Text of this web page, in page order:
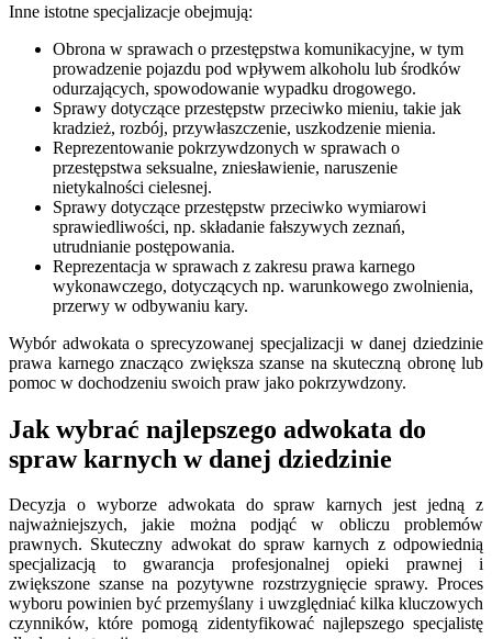
Inne istotne specjalizacje obejmują:
Obrona w sprawach o przestępstwa komunikacyjne, w tym
prowadzenie pojazdu pod wpływem alkoholu lub środków
odurzających, spowodowanie wypadku drogowego.
Sprawy dotyczące przestępstw przeciwko mieniu, takie jak
kradzież, rozbój, przywłaszczenie, uszkodzenie mienia.
Reprezentowanie pokrzywdzonych w sprawach o
przestępstwa seksualne, zniesławienie, naruszenie
nietykalności cielesnej.
Sprawy dotyczące przestępstw przeciwko wymiarowi
sprawiedliwości, np. składanie fałszywych zeznań,
utrudnianie postępowania.
Reprezentacja w sprawach z zakresu prawa karnego
wykonawczego, dotyczących np. warunkowego zwolnienia,
przerwy w odbywaniu kary.
Wybór adwokata o sprecyzowanej specjalizacji w danej dziedzinie
prawa karnego znacząco zwiększa szanse na skuteczną obronę lub
pomoc w dochodzeniu swoich praw jako pokrzywdzony.
Jak wybrać najlepszego adwokata do
spraw karnych w danej dziedzinie
Decyzja o wyborze adwokata do spraw karnych jest jedną z
najważniejszych, jakie można podjąć w obliczu problemów
prawnych. Skuteczny adwokat do spraw karnych z odpowiednią
specjalizacją to gwarancja profesjonalnej opieki prawnej i
zwiększone szanse na pozytywne rozstrzygnięcie sprawy. Proces
wyboru powinien być przemyślany i uwzględniać kilka kluczowych
czynników, które pomogą zidentyfikować najlepszego specjalistę